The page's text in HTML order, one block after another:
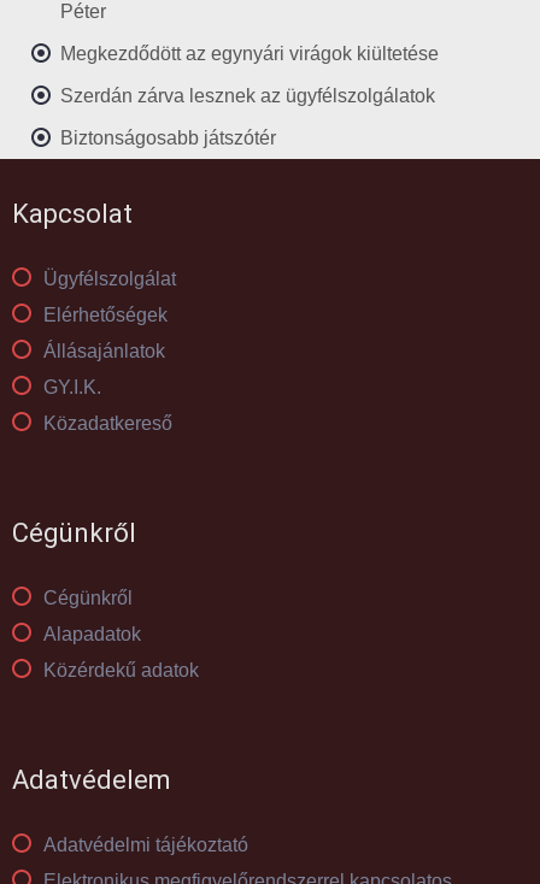
Péter
Megkezdődött az egynyári virágok kiültetése
Szerdán zárva lesznek az ügyfélszolgálatok
Biztonságosabb játszótér
Kapcsolat
Ügyfélszolgálat
Elérhetőségek
Állásajánlatok
GY.I.K.
Közadatkereső
Cégünkről
Cégünkről
Alapadatok
Közérdekű adatok
Adatvédelem
Adatvédelmi tájékoztató